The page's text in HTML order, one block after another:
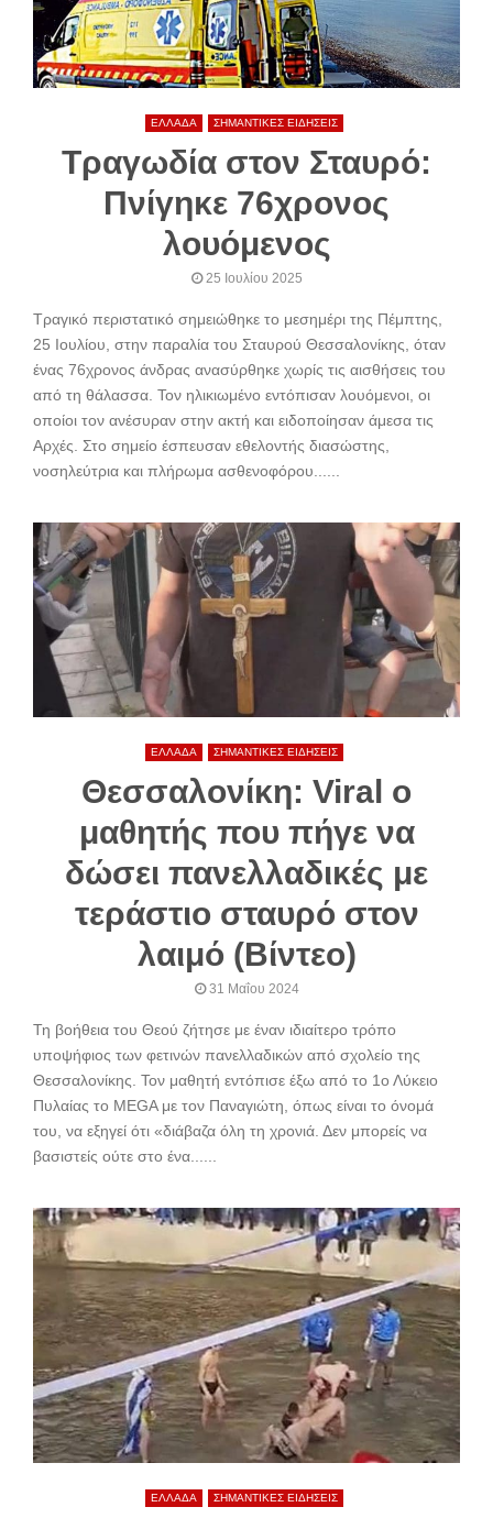
ΕΛΛΑΔΑ ΣΗΜΑΝΤΙΚΕΣ ΕΙΔΗΣΕΙΣ
Τραγωδία στον Σταυρό:
Πνίγηκε 76χρονος
λουόμενος
25 Ιουλίου 2025
Τραγικό περιστατικό σημειώθηκε το μεσημέρι της Πέμπτης,
25 Ιουλίου, στην παραλία του Σταυρού Θεσσαλονίκης, όταν
ένας 76χρονος άνδρας ανασύρθηκε χωρίς τις αισθήσεις του
από τη θάλασσα. Τον ηλικιωμένο εντόπισαν λουόμενοι, οι
οποίοι τον ανέσυραν στην ακτή και ειδοποίησαν άμεσα τις
Αρχές. Στο σημείο έσπευσαν εθελοντής διασώστης,
νοσηλεύτρια και πλήρωμα ασθενοφόρου......
ΕΛΛΑΔΑ ΣΗΜΑΝΤΙΚΕΣ ΕΙΔΗΣΕΙΣ
Θεσσαλονίκη: Viral ο
μαθητής που πήγε να
δώσει πανελλαδικές με
τεράστιο σταυρό στον
λαιμό (Βίντεο)
31 Μαΐου 2024
Τη βοήθεια του Θεού ζήτησε με έναν ιδιαίτερο τρόπο
υποψήφιος των φετινών πανελλαδικών από σχολείο της
Θεσσαλονίκης. Τον μαθητή εντόπισε έξω από το 1ο Λύκειο
Πυλαίας το MEGA με τον Παναγιώτη, όπως είναι το όνομά
του, να εξηγεί ότι «διάβαζα όλη τη χρονιά. Δεν μπορείς να
βασιστείς ούτε στο ένα......
ΕΛΛΑΔΑ ΣΗΜΑΝΤΙΚΕΣ ΕΙΔΗΣΕΙΣ